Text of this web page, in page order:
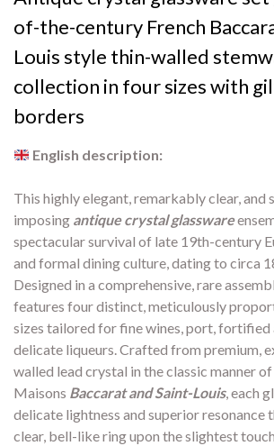
of-the-century French
Louis style thin-walled
collection in four sizes with
borders
English description:
This highly elegant, remarkably clear, and
imposing antique crystal glassware
spectacular survival of late 19th-century
and formal dining culture, dating to circa
Designed in a comprehensive, rare
features four distinct, meticulously
sizes tailored for fine wines, port, fortified
delicate liqueurs. Crafted from premium,
walled lead crystal in the classic manner
Maisons Baccarat and Saint-Louis, each
delicate lightness and superior resonance
clear, bell-like ring upon the slightest